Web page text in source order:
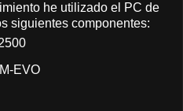
he utilizado el PC de
siguientes componentes:
EVO